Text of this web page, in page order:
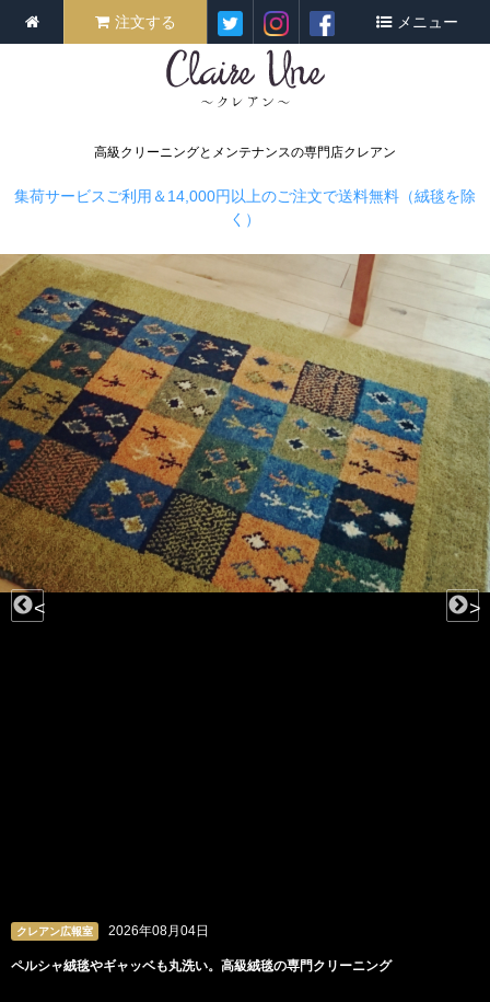
高級クリーニングとメンテナンスの専門店クレアン
注文する メニュー
集荷サービスご利用＆14,000円以上のご注文で送料無料（絨毯を除
く）
クレアン広報室 2026年08月03日
ビーズや羽根、チュールも。洗うのが難しいドレスの専門クリーニング
< >